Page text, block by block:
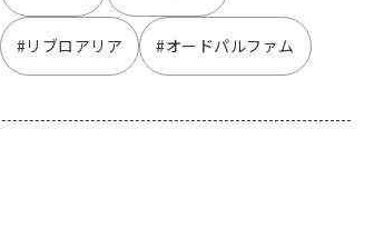
#リブロアリア #オードパルファム